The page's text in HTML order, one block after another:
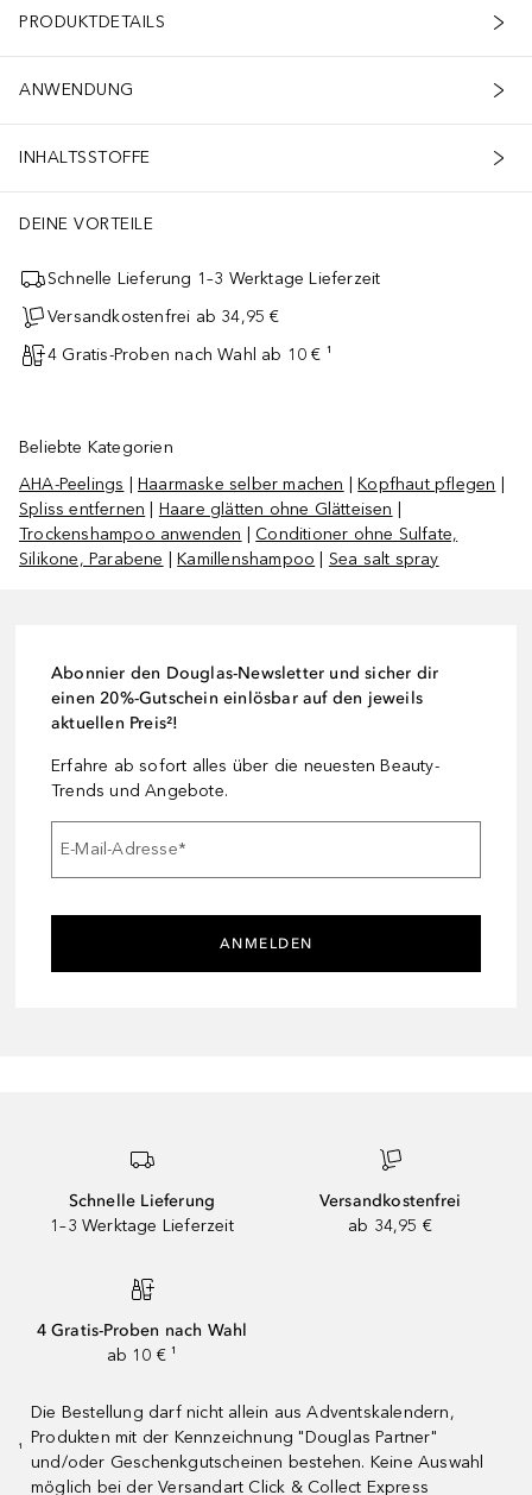
PRODUKTDETAILS
ANWENDUNG
INHALTSSTOFFE
DEINE VORTEILE
Schnelle Lieferung 1–3 Werktage Lieferzeit
Versandkostenfrei ab 34,95 €
4 Gratis-Proben nach Wahl ab 10 € ¹
Beliebte Kategorien
AHA-Peelings |Haarmaske selber machen |Kopfhaut pflegen
Spliss entfernen
Haare glätten ohne Glätteisen
Trockenshampoo anwenden
Conditioner ohne Sulfate,
Silikone, Parabene |Kamillenshampoo Sea salt spray
Abonnier den Douglas-Newsletter und sicher dir
einen 20%-Gutschein einlösbar auf den jeweils
aktuellen Preis²!
Erfahre ab sofort alles über die neuesten Beauty-
Trends und Angebote.
E-Mail-Adresse*
ANMELDEN
Schnelle Lieferung
1–3 Werktage Lieferzeit
Versandkostenfrei
ab 34,95 €
4 Gratis-Proben nach Wahl
ab 10 € ¹
¹
Die Bestellung darf nicht allein aus Adventskalendern,
Produkten mit der Kennzeichnung "Douglas Partner"
und/oder Geschenkgutscheinen bestehen. Keine Auswahl
möglich bei der Versandart Click & Collect Express